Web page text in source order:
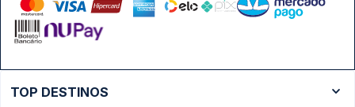
TOP DESTINOS